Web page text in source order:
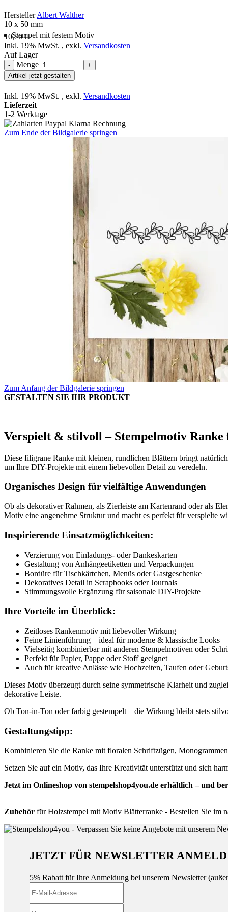
HerstellerAlbert Walther
10 x 50 mm
Stempel mit festem Motiv
10,70 €
Inkl. 19% MwSt. , exkl. Versandkosten
Auf Lager
- Menge
+
Artikel jetzt gestalten
Inkl. 19% MwSt. , exkl. Versandkosten
Lieferzeit
1-2 Werktage
Zum Ende der Bildgalerie springen
Zum Anfang der Bildgalerie springen
GESTALTEN SIE IHR PRODUKT
Verspielt & stilvoll – Stempelmotiv
Diese filigrane Ranke mit kleinen, rundlichen Blättern bringt
um Ihre DIY-Projekte mit einem liebevollen Detail zu veredeln.
Organisches Design für vielfältige Anwendungen
Ob als dekorativer Rahmen, als Zierleiste am Kartenrand oder als
Motiv eine angenehme Struktur und macht es perfekt für verspielte
Inspirierende Einsatzmöglichkeiten:
Verzierung von Einladungs- oder Dankeskarten
Gestaltung von Anhängeetiketten und Verpackungen
Bordüre für Tischkärtchen, Menüs oder Gastgeschenke
Dekoratives Detail in Scrapbooks oder Journals
Stimmungsvolle Ergänzung für saisonale DIY-Projekte
Ihre Vorteile im Überblick:
Zeitloses Rankenmotiv mit liebevoller Wirkung
Feine Linienführung – ideal für moderne & klassische Looks
Vielseitig kombinierbar mit anderen Stempelmotiven oder
Perfekt für Papier, Pappe oder Stoff geeignet
Auch für kreative Anlässe wie Hochzeiten, Taufen oder
Dieses Motiv überzeugt durch seine symmetrische Klarheit und
dekorative Leiste.
Ob Ton-in-Ton oder farbig gestempelt – die Wirkung bleibt stets
Gestaltungstipp:
Kombinieren Sie die Ranke mit floralen Schriftzügen,
Setzen Sie auf ein Motiv, das Ihre Kreativität unterstützt und sich
Jetzt im Onlineshop von stempelshop4you.de erhältlich – und
Zubehör für Holzstempel mit Motiv Blätterranke - Bestellen Sie im
JETZT FÜR NEWSLETTER
5% Rabatt für Ihre Anmeldung bei unserem Newsletter